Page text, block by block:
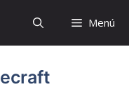
Menú